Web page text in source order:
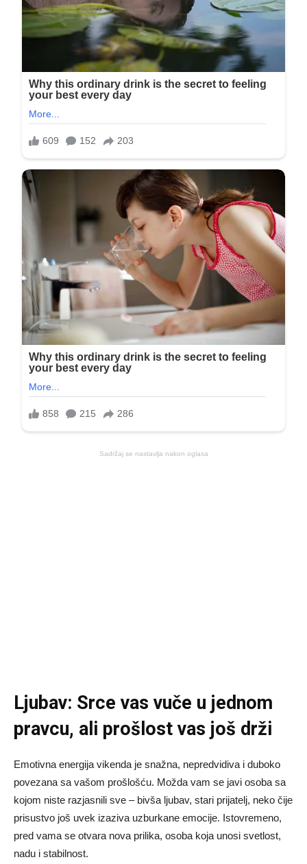
Sadržaj se nastavlja nakon oglasa
Ljubav: Srce vas vuče u jednom
pravcu, ali prošlost vas još drži
Emotivna energija vikenda je snažna, nepredvidiva i duboko
povezana sa vašom prošlošću. Možda vam se javi osoba sa
kojom niste razjasnili sve – bivša ljubav, stari prijatelj, neko čije
prisustvo još uvek izaziva uzburkane emocije. Istovremeno,
pred vama se otvara nova prilika, osoba koja unosi svetlost,
nadu i stabilnost.